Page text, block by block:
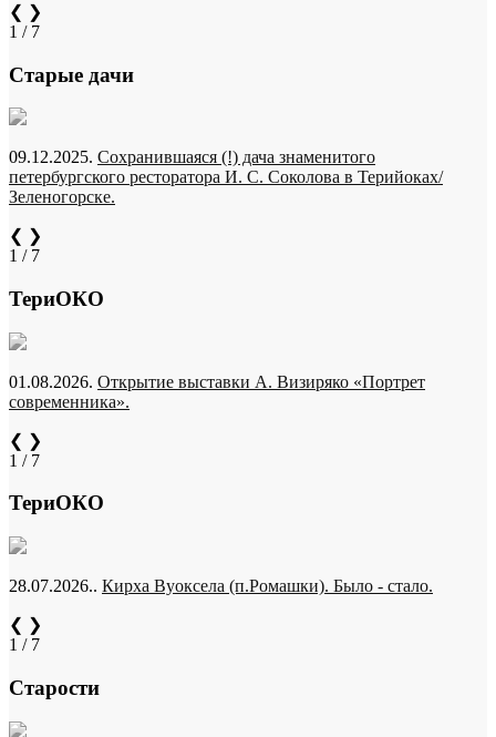
❮ ❯
1 / 7
Старые дачи
09.12.2025. Сохранившаяся (!) дача знаменитого
петербургского ресторатора И. С. Соколова в Терийоках/
Зеленогорске.
❮ ❯
1 / 7
ТериОКО
01.08.2026. Открытие выставки А. Визиряко «Портрет
современника».
❮ ❯
1 / 7
ТериОКО
28.07.2026.. Кирха Вуоксела (п.Ромашки). Было - стало.
❮ ❯
1 / 7
Старости